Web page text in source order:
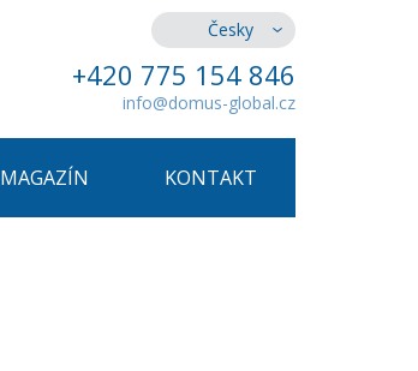
Česky
+420 775 154 846
info@domus-global.cz
MAGAZÍN KONTAKT